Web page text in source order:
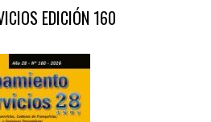
EDICIÓN 160